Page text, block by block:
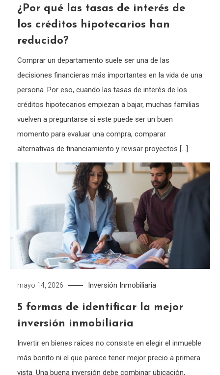
¿Por qué las tasas de interés de
los créditos hipotecarios han
reducido?
Comprar un departamento suele ser una de las
decisiones financieras más importantes en la vida de una
persona. Por eso, cuando las tasas de interés de los
créditos hipotecarios empiezan a bajar, muchas familias
vuelven a preguntarse si este puede ser un buen
momento para evaluar una compra, comparar
alternativas de financiamiento y revisar proyectos […]
mayo 14, 2026 Inversión Inmobiliaria
5 formas de identificar la mejor
inversión inmobiliaria
Invertir en bienes raíces no consiste en elegir el inmueble
más bonito ni el que parece tener mejor precio a primera
vista. Una buena inversión debe combinar ubicación,